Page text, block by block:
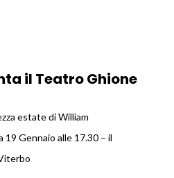
il Teatro Ghione
estate di William
19 Gennaio alle 17.30 – il